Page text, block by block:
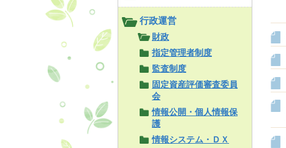
行政運営
財政
指定管理者制度
監査制度
固定資産評価審査委員
会
情報公開・個人情報保
護
情報システム・ＤＸ